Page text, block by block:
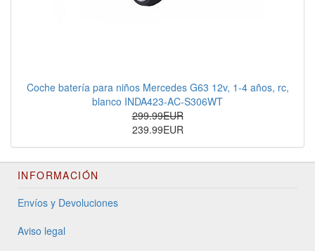
Coche batería para niños Mercedes G63 12v, 1-4 años, rc,
blanco INDA423-AC-S306WT
299.99EUR
239.99EUR
INFORMACIÓN
Envíos y Devoluciones
Aviso legal